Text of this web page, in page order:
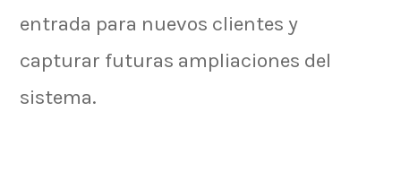
entrada para nuevos clientes y
capturar futuras ampliaciones del
sistema.